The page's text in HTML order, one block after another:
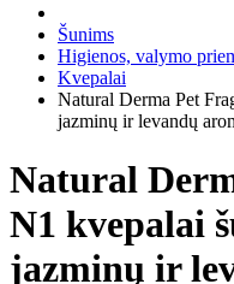
Šunims
Higienos, valymo
Kvepalai
Natural Derma Pet
jazminų ir levandų
Natural
N1 kvepalai
jazminų ir